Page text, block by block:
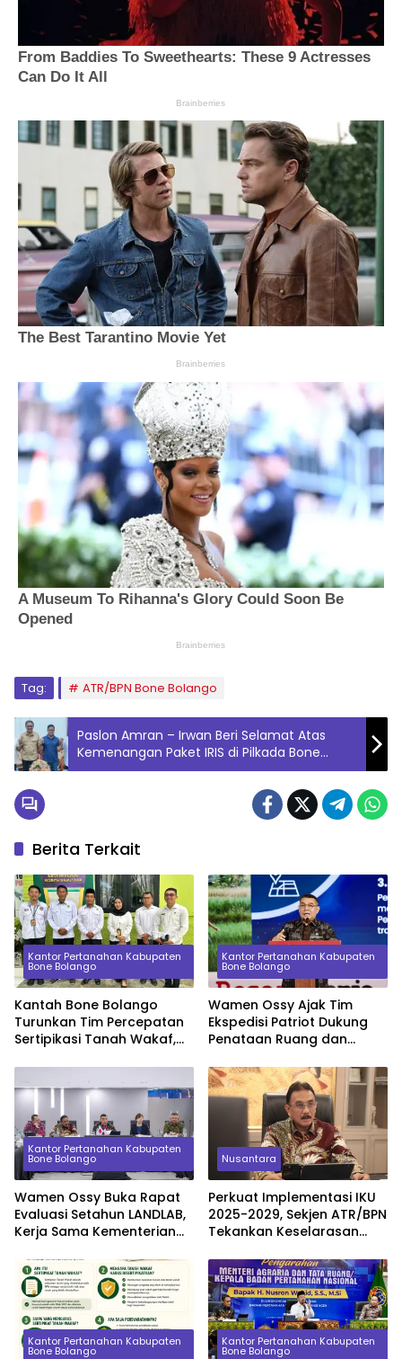
Tag: ATR/BPN Bone Bolango
Paslon Amran – Irwan Beri Selamat Atas
Kemenangan Paket IRIS di Pilkada Bone
Bolango
Berita Terkait
Kantor Pertanahan Kabupaten
Bone Bolango
Kantah Bone Bolango
Turunkan Tim Percepatan
Sertipikasi Tanah Wakaf,
KUA
Kantor Pertanahan Kabupaten
Bone Bolango
Wamen Ossy Ajak Tim
Ekspedisi Patriot Dukung
Penataan Ruang dan
Pertanahan di Kawasan
Transmigrasi
Kantor Pertanahan Kabupaten
Bone Bolango
Wamen Ossy Buka Rapat
Evaluasi Setahun LANDLAB,
Kerja Sama Kementerian
Nusantara
Perkuat Implementasi IKU
2025-2029, Sekjen ATR/BPN
Tekankan Keselarasan
Daerah
Kantor Pertanahan Kabupaten
Bone Bolango
Kantor Pertanahan Kabupaten
Bone Bolango